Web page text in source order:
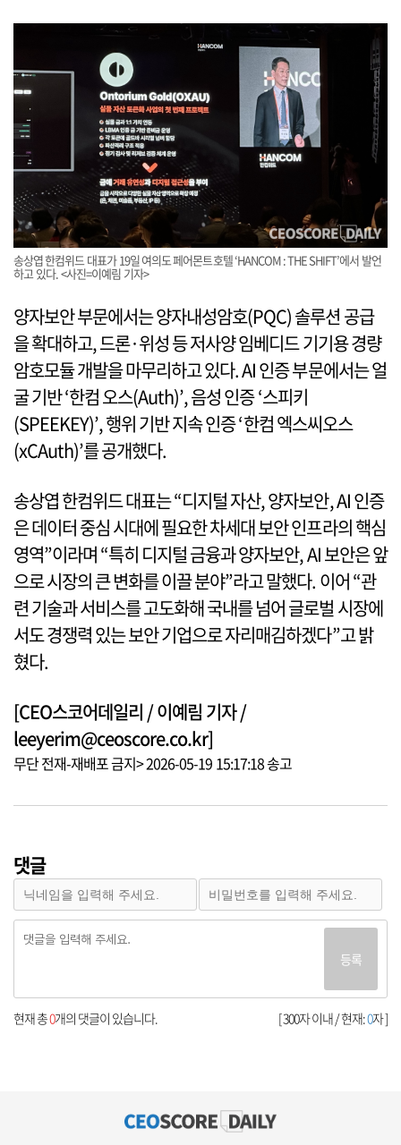
송상엽 한컴위드 대표가 19일 여의도 페어몬트호텔 ‘HANCOM : THE SHIFT’에서 발언
하고 있다. <사진=이예림 기자>
양자보안 부문에서는 양자내성암호(PQC) 솔루션 공급
을 확대하고, 드론·위성 등 저사양 임베디드 기기용 경량
암호모듈 개발을 마무리하고 있다. AI 인증 부문에서는 얼
굴 기반 ‘한컴 오스(Auth)’, 음성 인증 ‘스피키
(SPEEKEY)’, 행위 기반 지속 인증 ‘한컴 엑스씨오스
(xCAuth)’를 공개했다.
송상엽 한컴위드 대표는 “디지털 자산, 양자보안, AI 인증
은 데이터 중심 시대에 필요한 차세대 보안 인프라의 핵심
영역”이라며 “특히 디지털 금융과 양자보안, AI 보안은 앞
으로 시장의 큰 변화를 이끌 분야”라고 말했다. 이어 “관
련 기술과 서비스를 고도화해 국내를 넘어 글로벌 시장에
서도 경쟁력 있는 보안 기업으로 자리매김하겠다”고 밝
혔다.
[CEO스코어데일리 / 이예림 기자 /
leeyerim@ceoscore.co.kr]
무단 전재-재배포 금지> 2026-05-19 15:17:18 송고
댓글
등록
[ 300자 이내 / 현재:0자 ]
현재 총0개의 댓글이 있습니다.